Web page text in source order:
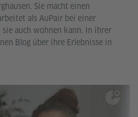
Sie macht einen
als AuPair bei einer
auch wohnen kann. In ihrer
Blog über ihre Erlebnisse in